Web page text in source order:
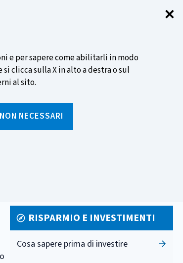
✕
e per sapere come abilitarli in modo
clicca sulla X in alto a destra o sul
al sito.
NECESSARI
SCOPRI DI PIÙ
Inserisci
testo
RISPARMIO E INVESTIMENTI
Cosa sapere prima di investire